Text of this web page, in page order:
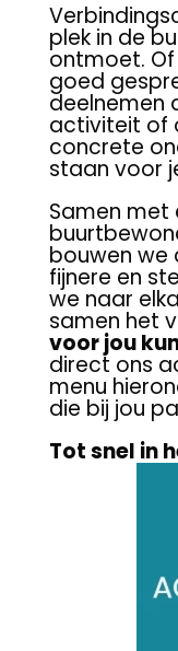
plek in de
ontmoet.
goed
deelnemen
activiteit of
concrete
staan voor
Samen met
bouwen we
fijnere en
we naar
samen het
voor jou
direct ons
menu
die bij jou
Tot snel in